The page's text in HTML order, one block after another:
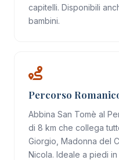
capitelli. Disponibili
bambini.
Percorso
Abbina San Tomè al
di 8 km che collega
Giorgio, Madonna del
Nicola. Ideale a piedi